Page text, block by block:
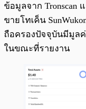
ข้อมูลจาก Tronscan
ขายโทเค็น
ถือครองปัจจุบันมีมูล
ในขณะที่รายงาน